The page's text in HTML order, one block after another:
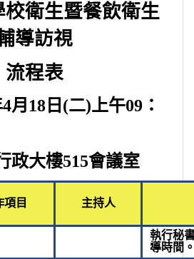
校衛生暨餐飲衛生
導訪視
流程表
4月 18 日 (二)上午09 ：
政大樓515會議室
項目 主持人
執行秘
導時間